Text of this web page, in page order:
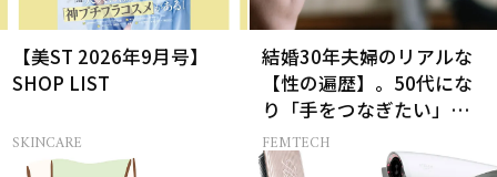
【美ST 2026年9月号】
SHOP LIST
SKINCARE
結婚30年夫婦のリアルな
【性の遍歴】。50代にな
り「手をつなぎたい」と
願う理由とは
FEMTECH